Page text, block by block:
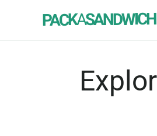
PACKASANDWICH